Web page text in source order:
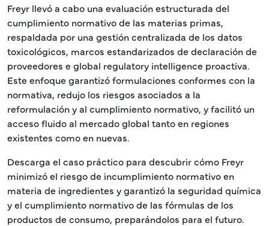
Freyr llevó a cabo una evaluación estructurada del
cumplimiento normativo de las materias primas,
respaldada por una gestión centralizada de los datos
toxicológicos, marcos estandarizados de declaración de
proveedores e global regulatory intelligence proactiva.
Este enfoque garantizó formulaciones conformes con la
normativa, redujo los riesgos asociados a la
reformulación y al cumplimiento normativo, y facilitó un
acceso fluido al mercado global tanto en regiones
existentes como en nuevas.
Descarga el caso práctico para descubrir cómo Freyr
minimizó el riesgo de incumplimiento normativo en
materia de ingredientes y garantizó la seguridad química
y el cumplimiento normativo de las fórmulas de los
productos de consumo, preparándolos para el futuro.